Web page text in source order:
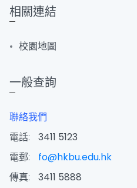
相關連結
校園地圖
一般查詢
聯絡我們
電話:
3411 5123
電郵:
fo@hkbu.edu.hk
傳真:
3411 5888